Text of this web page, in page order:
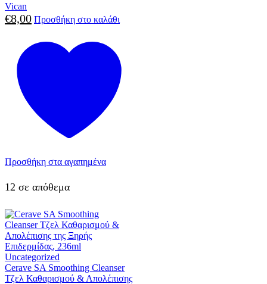
Vican
€8,00 Προσθήκη στο καλάθι
Προσθήκη στα αγαπημένα
12 σε απόθεμα
Uncategorized
Cerave SA Smoothing Cleanser
Τζελ Καθαρισμού & Απολέπισης